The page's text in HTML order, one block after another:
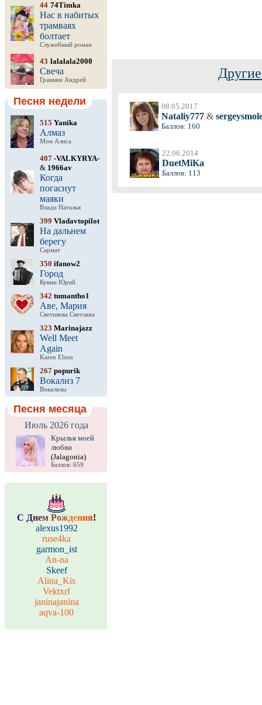
44 74Timka
Нас в набитых
трамваях
болтает
Служебный роман
43 lalalala2000
Свеча
Гранкин Андрей
Песня недели
515 Yanika
Алмаз
Мон Алиса
407 -VALKYRYA-
& 1966av
Когда
погаснут
маяки
Влади Наталья
399 Vladavtopilot
На дальнем
берегу
Сармат
350 ifanow2
Город
Кукин Юрий
342 tumantho1
Аве, Мария
Светикова Светлана
323 Marinajazz
Well Meet
Again
Karen Elson
267 popurik
Вокализ 7
Вокализы
Песня месяца
Июль 2026 года
Крылья моей
любви
(Jalagonia)
Баллов: 659
С Днем Рождения!
alexus1992
ruse4ka
garmon_ist
An-na
Skeef
Alina_Kis
Vektxrf
janinajanina
aqva-100
08.05.2017
Nataliy777 &
Баллов: 160
22.06.2014
DuetMiKa
Баллов: 113